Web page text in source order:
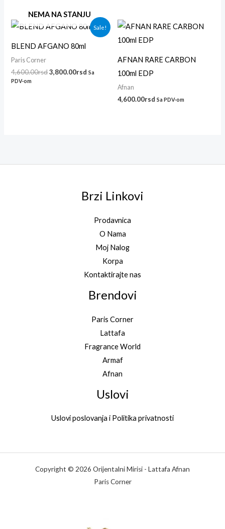
Sale!
NEMA NA STANJU
BLEND AFGANO 80ml
Paris Corner
4,600.00rsd
Originalna
cena
bila:
3,800.00rsd
Trenutna
cena
Sa
PDV-om
AFNAN RARE CARBON
100ml EDP
Afnan
4,600.00rsd Sa PDV-om
Brzi Linkovi
Prodavnica
O Nama
Moj Nalog
Korpa
Kontaktirajte nas
Brendovi
Paris Corner
Lattafa
Fragrance World
Armaf
Afnan
Uslovi
Uslovi poslovanja i Politika privatnosti
Copyright © 2026 Orijentalni Mirisi - Lattafa Afnan
Paris Corner